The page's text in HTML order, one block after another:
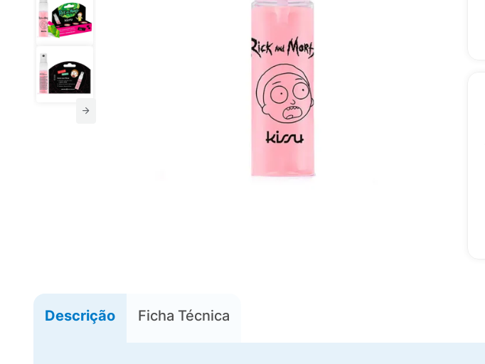
Descrição Ficha Técnica